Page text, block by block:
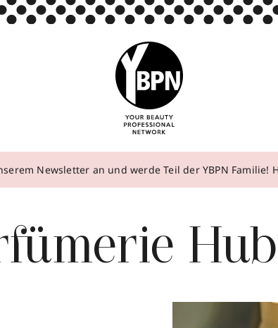
Newsletter an und werde Teil der YBPN Familie!